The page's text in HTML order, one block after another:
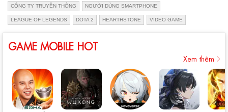
CÔNG TY TRUYỀN THÔNG NGƯỜI DÙNG SMARTPHONE
LEAGUE OF LEGENDS DOTA 2 HEARTHSTONE VIDEO GAME
GAME MOBILE HOT
Xem thêm